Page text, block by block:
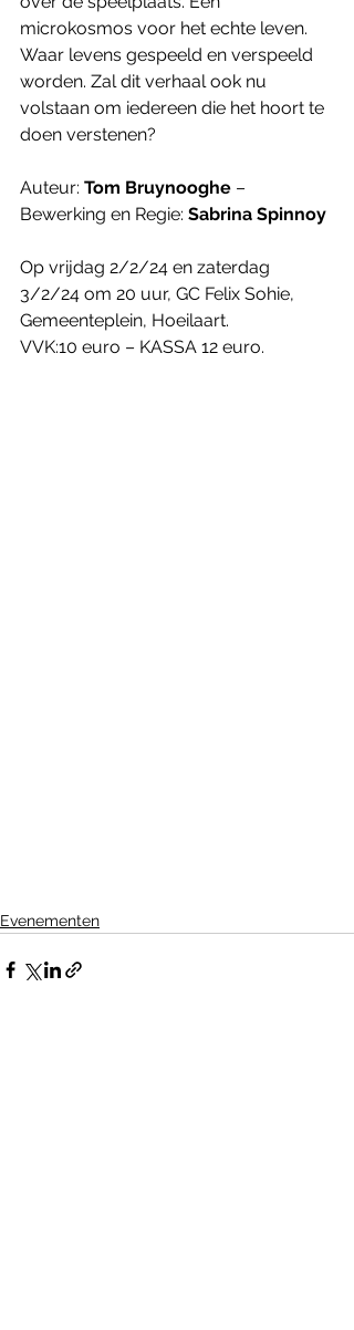
microkosmos voor het echte leven.
Waar levens gespeeld en verspeeld
worden. Zal dit verhaal ook nu
volstaan om iedereen die het hoort te
doen verstenen?
Auteur: Tom Bruynooghe –
Bewerking en Regie: Sabrina Spinnoy
Op vrijdag 2/2/24 en zaterdag
3/2/24 om 20 uur, GC Felix Sohie,
Gemeenteplein, Hoeilaart.
VVK:10 euro – KASSA 12 euro.
Evenementen